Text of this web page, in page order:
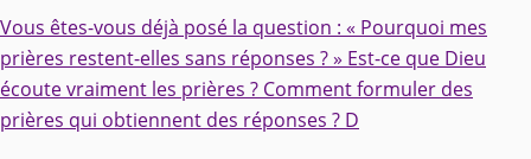
Vous êtes-vous déjà posé la question : « Pourquoi mes
prières restent-elles sans réponses ? » Est-ce que Dieu
écoute vraiment les prières ? Comment formuler des
prières qui obtiennent des réponses ? D